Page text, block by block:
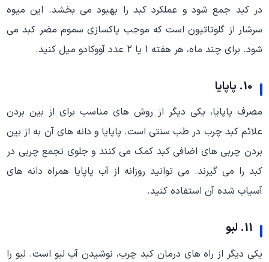
در کبد جمع شود و عملکرد کبد را بهبود می بخشد. این میوه
سرشار از گلوتاتیون است که موجب پاکسازی سموم مضر کبد می
شود. برای چند ماه، هر هفته 1 یا 2 عدد آووکادو میل کنید.
10. پاپایا
مصرف پاپایا، یکی دیگر از روش های مناسب برای از بین بردن
علائم کبد چرب در طب سنتی است. پاپایا و دانه های آن به از بین
بردن چربی های اضافی کبد کمک می کنند و جلوی تجمع چربی در
کبد را می گیرند. می توانید روزانه از آب پاپایا همراه دانه های
آسیاب شده آن استفاده کنید.
11. لبو
یکی دیگر از راه های درمان کبد چرب، نوشیدن آب لبو است. لبو را